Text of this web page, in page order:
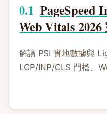
PageSpeed
Web Vitals 2026
解讀 PSI 實地數據與
LCP/INP/CLS 門檻、